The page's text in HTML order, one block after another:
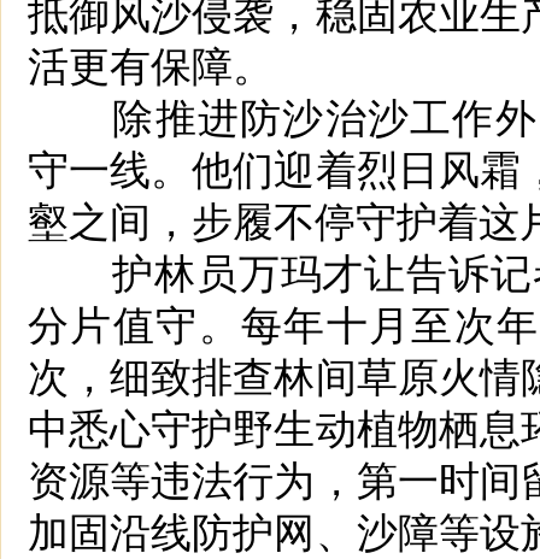
活更有保障。
除推进防沙治沙工作外
守一线。他们迎着烈日风
壑之间，步履不停守护着这
护林员万玛才让告诉记
分片值守。每年十月至次
次，细致排查林间草原火
中悉心守护野生动植物栖
资源等违法行为，第一时
加固沿线防护网、沙障等